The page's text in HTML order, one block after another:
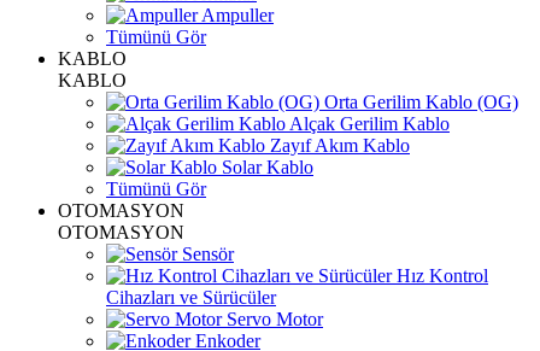
Ampuller
Tümünü Gör
KABLO
KABLO
Orta Gerilim Kablo (OG)
Alçak Gerilim Kablo
Zayıf Akım Kablo
Solar Kablo
Tümünü Gör
OTOMASYON
OTOMASYON
Sensör
Hız Kontrol
Cihazları ve Sürücüler
Servo Motor
Enkoder